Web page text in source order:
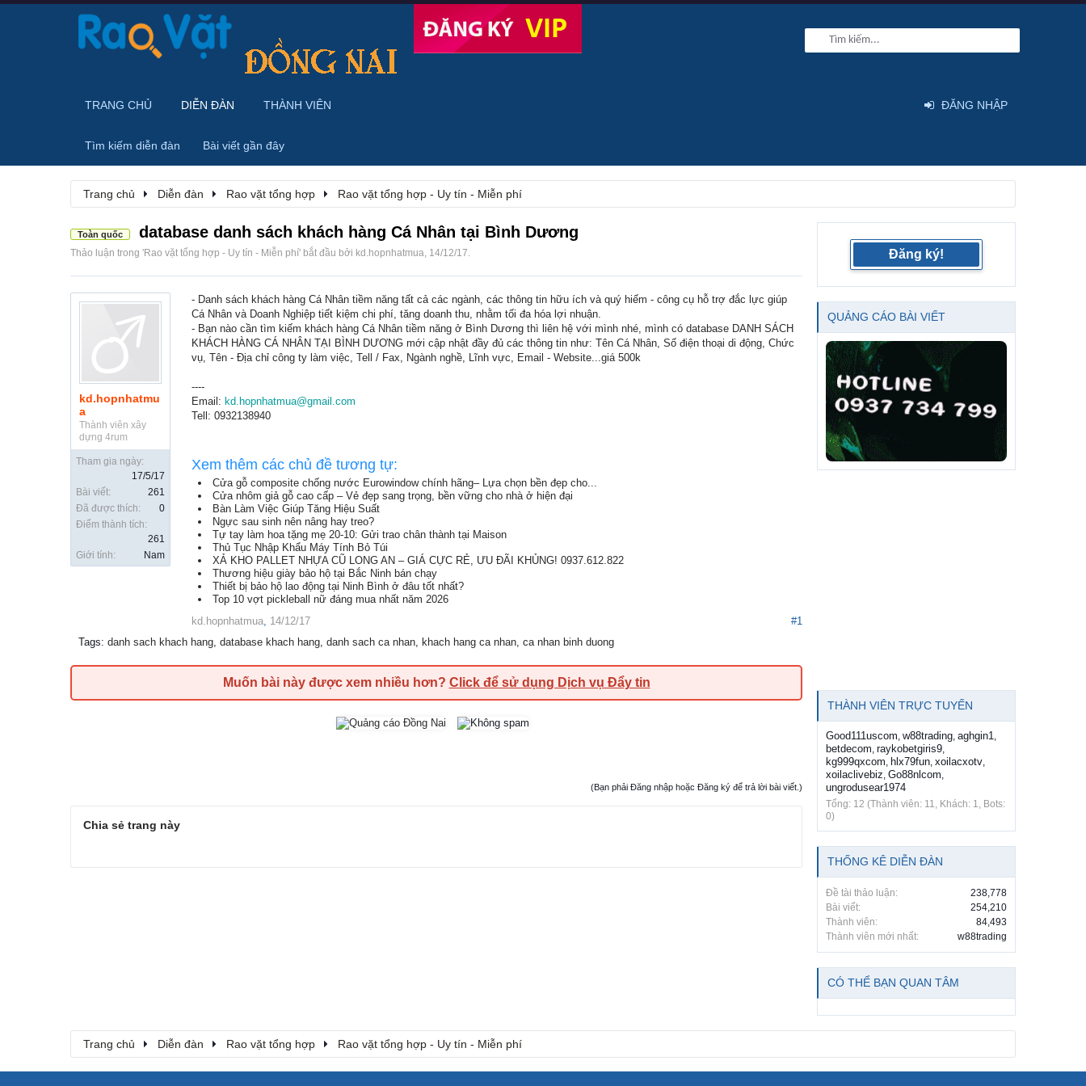
Trang chủ Diễn đàn Rao vặt tổng hợp Rao vặt tổng hợp - Uy tín - Miễn phí
Toàn quốc database danh sách khách hàng Cá Nhân tại Bình Dương
Thảo luận trong 'Rao vặt tổng hợp - Uy tín - Miễn phí' bắt đầu bởi kd.hopnhatmua, 14/12/17.
kd.hopnhatmu
a
Thành viên xây
dựng 4rum
Tham gia ngày:
17/5/17
Bài viết:
261
Đã được thích:
0
Điểm thành tích:
261
Giới tính:
Nam
- Danh sách khách hàng Cá Nhân tiềm năng tất cả các ngành, các thông tin hữu ích và quý hiếm - công cụ hỗ trợ đắc lực giúp
Cá Nhân và Doanh Nghiệp tiết kiệm chi phí, tăng doanh thu, nhằm tối đa hóa lợi nhuận.
- Bạn nào cần tìm kiếm khách hàng Cá Nhân tiềm năng ở Bình Dương thì liên hệ với mình nhé, mình có database DANH SÁCH
KHÁCH HÀNG CÁ NHÂN TẠI BÌNH DƯƠNG mới cập nhật đầy đủ các thông tin như: Tên Cá Nhân, Số điện thoại di động, Chức
vụ, Tên - Địa chỉ công ty làm việc, Tell / Fax, Ngành nghề, Lĩnh vực, Email - Website...giá 500k
----
Email: kd.hopnhatmua@gmail.com
Tell: 0932138940
Xem thêm các chủ đề tương tự:
Cửa gỗ composite chống nước Eurowindow chính hãng– Lựa chọn bền đẹp cho...
Cửa nhôm giả gỗ cao cấp – Vẻ đẹp sang trọng, bền vững cho nhà ở hiện đại
Bàn Làm Việc Giúp Tăng Hiệu Suất
Ngực sau sinh nên nâng hay treo?
Tự tay làm hoa tặng mẹ 20-10: Gửi trao chân thành tại Maison
Thủ Tục Nhập Khẩu Máy Tính Bỏ Túi
XẢ KHO PALLET NHỰA CŨ LONG AN – GIÁ CỰC RẺ, ƯU ĐÃI KHỦNG! 0937.612.822
Thương hiệu giày bảo hộ tại Bắc Ninh bán chạy
Thiết bị bảo hộ lao động tại Ninh Bình ở đâu tốt nhất?
Top 10 vợt pickleball nữ đáng mua nhất năm 2026
kd.hopnhatmua, 14/12/17
#1
Tags: danh sach khach hang, database khach hang, danh sach ca nhan, khach hang ca nhan, ca nhan binh duong
Muốn bài này được xem nhiều hơn? Click để sử dụng Dịch vụ Đẩy tin
(Bạn phải Đăng nhập hoặc Đăng ký để trả lời bài viết.)
Chia sẻ trang này
Đăng ký!
QUẢNG CÁO BÀI VIẾT
THÀNH VIÊN TRỰC TUYẾN
Good111uscom, w88trading, aghgin1,
betdecom, raykobetgiris9,
kg999qxcom, hlx79fun, xoilacxotv,
xoilaclivebiz, Go88nlcom,
ungrodusear1974
Tổng: 12 (Thành viên: 11, Khách: 1, Bots:
0)
THỐNG KÊ DIỄN ĐÀN
Đề tài thảo luận:
238,778
Bài viết:
254,210
Thành viên:
84,493
Thành viên mới nhất:
w88trading
CÓ THỂ BẠN QUAN TÂM
Trang chủ Diễn đàn Rao vặt tổng hợp Rao vặt tổng hợp - Uy tín - Miễn phí
TRANG CHỦ DIỄN ĐÀN
Tìm kiếm diễn đàn Bài viết gần đây
THÀNH VIÊN ĐĂNG NHẬP